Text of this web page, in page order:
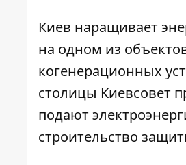
Киев наращивает
на одном из
когенерационных
столицы Киевсовет
подают
строительство